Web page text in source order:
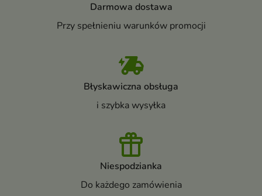
Darmowa dostawa
Przy spełnieniu warunków promocji
Błyskawiczna obsługa
i szybka wysyłka
Niespodzianka
Do każdego zamówienia